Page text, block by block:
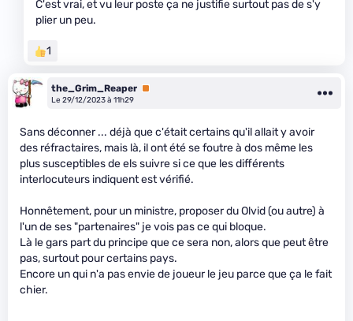
C'est vrai, et vu leur poste ça ne justifie surtout pas de s'y
plier un peu.
1
the_Grim_Reaper Premium
Le 29/12/2023 à 11h29
Sans déconner ... déjà que c'était certains qu'il allait y avoir
des réfractaires, mais là, il ont été se foutre à dos même les
plus susceptibles de els suivre si ce que les différents
interlocuteurs indiquent est vérifié.
Honnêtement, pour un ministre, proposer du Olvid (ou autre) à
l'un de ses "partenaires" je vois pas ce qui bloque.
Là le gars part du principe que ce sera non, alors que peut être
pas, surtout pour certains pays.
Encore un qui n'a pas envie de joueur le jeu parce que ça le fait
chier.